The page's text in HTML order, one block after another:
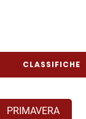
CLASSIFICHE
PRIMAVERA